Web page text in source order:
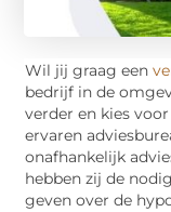
Wil jij graag een
bedrijf in de
verder en kies
ervaren
onafhankelijk
hebben zij de
geven over de